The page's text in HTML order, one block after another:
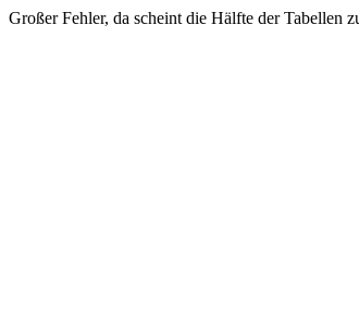
Großer Fehler, da scheint die Hälfte der Tabellen